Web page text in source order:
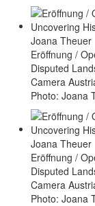
Eröffnung /
Disputed
Camera
Photo: Joana
Eröffnung /
Disputed
Camera
Photo: Joana